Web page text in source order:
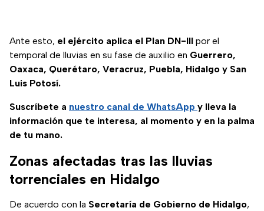
Ante esto, el ejército aplica el Plan DN-III por el
temporal de lluvias en su fase de auxilio en Guerrero,
Oaxaca, Querétaro, Veracruz, Puebla, Hidalgo y San
Luis Potosí.
Suscríbete a nuestro canal de WhatsApp y lleva la
información que te interesa, al momento y en la palma
de tu mano.
Zonas afectadas tras las lluvias
torrenciales en Hidalgo
De acuerdo con la Secretaría de Gobierno de Hidalgo,